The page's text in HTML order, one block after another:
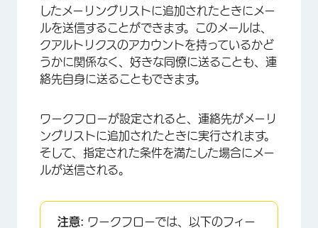
したメーリングリストに追加されたときにメー
ルを送信することができます。このメールは、
クアルトリクスのアカウントを持っているかど
うかに関係なく、好きな同僚に送ることも、連
絡先自身に送ることもできます。
ワークフローが設定されると、連絡先がメーリ
ングリストに追加されたときに実行されます。
そして、指定された条件を満たした場合にメー
ルが送信される。
注意: ワークフローでは、以下のフィー